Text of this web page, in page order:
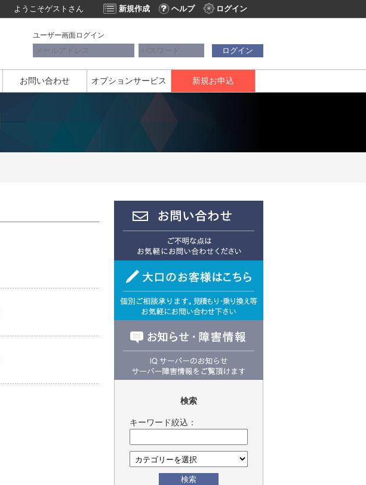
ようこそゲスト さん 新規作成 ヘルプ ログイン
ユーザー画面ログイン
ログイン
お問い合わせ オプションサービス 新規お申込
検索
キーワード絞込：
検索